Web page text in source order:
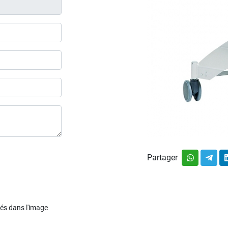
Partager
dans l'image